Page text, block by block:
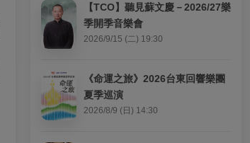
【TCO】聽見蘇文慶－2026/27樂
季開季音樂會
2026/9/15 (二) 19:30
《命運之旅》2026台東回響樂團
夏季巡演
2026/8/9 (日) 14:30